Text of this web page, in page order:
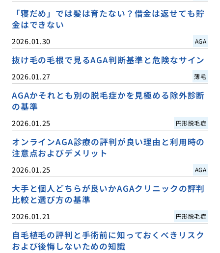
「寝だめ」では髪は育たない？借金は返せても貯
金はできない
2026.01.30 AGA
抜け毛の毛根で見るAGA判断基準と危険なサイン
2026.01.27 薄毛
AGAかそれとも別の脱毛症かを見極める除外診断
の基準
2026.01.25 円形脱毛症
オンラインAGA診療の評判が良い理由と利用時の
注意点およびデメリット
2026.01.25 AGA
大手と個人どちらが良いかAGAクリニックの評判
比較と選び方の基準
2026.01.21 円形脱毛症
自毛植毛の評判と手術前に知っておくべきリスク
および後悔しないための知識